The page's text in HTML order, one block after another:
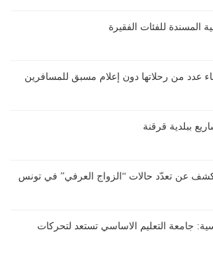
المسندة للفئات الفقيرة
عدد من رحلاتها دون إعلام مسبق للمسافرين
يكشف عن تعدّد حالات “الزواج العرفي” في تونس
جامعة التعليم الاساسي تستعد لتحركات